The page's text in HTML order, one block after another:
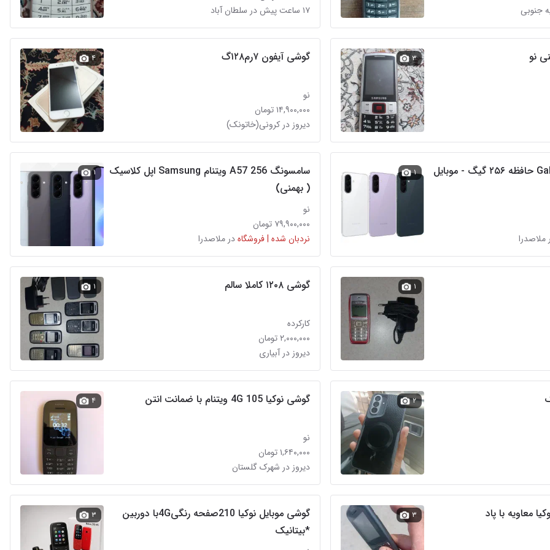
۱۷ ساعت پیش در سلطان آباد
نو ۳ گوشی آیفون ۷رم۱۲۸گ
نو
۱۴,۹۰۰,۰۰۰ تومان
دیروز در کرونی(خاتونک)
۴
سامسونگ Galaxy A37 حافظه ۲۵۶ گیگ - موبایل
ملاصدرا
۱
سامسونگ A57 256 ویتنام Samsung اپل کلاسیک
( بهمنی)
نو
۷۹,۹۰۰,۰۰۰ تومان
نردبان شده | فروشگاهدر ملاصدرا
۱
۱ گوشی ۱۲۰۸ کاملا سالم
کارکرده
۲,۰۰۰,۰۰۰ تومان
دیروز در آبیاری
۱
۲ گوشی نوکیا 105 4G ویتنام با ضمانت انتن
نو
۱,۶۴۰,۰۰۰ تومان
دیروز در شهرک گلستان
۴
معاویه با پاد ۳
گوشی موبایل نوکیا 210صفحه رنگی4Gبا دوربین
*بیتانیک
۳